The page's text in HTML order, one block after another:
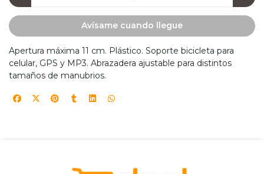
Avísame cuando llegue
Apertura máxima 11 cm. Plástico. Soporte bicicleta para
celular, GPS y MP3. Abrazadera ajustable para distintos
tamaños de manubrios.